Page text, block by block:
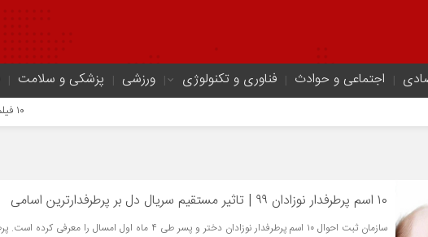
اجتماعی و حوادث فناوری و تکنولوژی ورزشی پزشکی و سلامت
۱۰ اسم پرطرفدار نوزادان ۹۹ | تاثیر مستقیم سریال دل بر پرطرفدارترین اسامی
سازمان ثبت احوال ۱۰ اسم پرطرفدار نوزادان دختر و پسر طی ۴ ماه اول امسال را معرفی